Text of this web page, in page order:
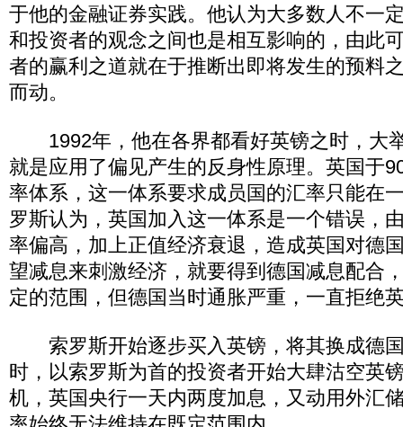
于他的金融证券实践。他认为大多数人不一
和投资者的观念之间也是相互影响的，由此
者的赢利之道就在于推断出即将发生的预料
而动。
1992年，他在各界都看好英镑之时，大
就是应用了偏见产生的反身性原理。英国于
率体系，这一体系要求成员国的汇率只能在
罗斯认为，英国加入这一体系是一个错误，
率偏高，加上正值经济衰退，造成英国对德
望减息来刺激经济，就要得到德国减息配合
定的范围，但德国当时通胀严重，一直拒绝
索罗斯开始逐步买入英镑，将其换成德
时，以索罗斯为首的投资者开始大肆沽空英
机，英国央行一天内两度加息，又动用外汇